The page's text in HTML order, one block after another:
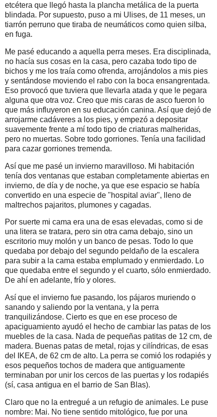
etcétera que llegó hasta la plancha metálica de la puerta
blindada. Por supuesto, puso a mi Ulises, de 11 meses, un
tiarrón perruno que tiraba de neumáticos como quien silba,
en fuga.
Me pasé educando a aquella perra meses. Era disciplinada,
no hacía sus cosas en la casa, pero cazaba todo tipo de
bichos y me los traía como ofrenda, arrojándolos a mis pies
y sentándose moviendo el rabo con la boca ensangrentada.
Eso provocó que tuviera que llevarla atada y que le pegara
alguna que otra voz. Creo que mis caras de asco fueron lo
que más influyeron en su educación canina. Así que dejó de
arrojarme cadáveres a los pies, y empezó a depositar
suavemente frente a mí todo tipo de criaturas malheridas,
pero no muertas. Sobre todo gorriones. Tenía una facilidad
para cazar gorriones tremenda.
Así que me pasé un invierno maravilloso. Mi habitación
tenía dos ventanas que estaban completamente abiertas en
invierno, de día y de noche, ya que ese espacio se había
convertido en una especie de "hospital aviar", lleno de
maltrechos pajaritos, plumones y cagadas.
Por suerte mi cama era una de esas elevadas, como si de
una litera se tratara, pero sin otra cama debajo, sino un
escritorio muy molón y un banco de pesas. Todo lo que
quedaba por debajo del segundo peldaño de la escalera
para subir a la cama estaba emplumado y enmierdado. Lo
que quedaba entre el segundo y el cuarto, sólo enmierdado.
De ahí en adelante, frío y olores.
Así que el invierno fue pasando, los pájaros muriendo o
sanando y saliendo por la ventana, y la perra
tranquilizándose. Cierto es que en ese proceso de
apaciguamiento ayudó el hecho de cambiar las patas de los
muebles de la casa. Nada de pequeñas patitas de 12 cm, de
madera. Buenas patas de metal, rojas y cilíndricas, de esas
del IKEA, de 62 cm de alto. La perra se comió los rodapiés y
esos pequeños tochos de madera que antiguamente
terminaban por unir los cercos de las puertas y los rodapiés
(sí, casa antigua en el barrio de San Blas).
Claro que no la entregué a un refugio de animales. Le puse
nombre: Mai. No tiene sentido mitológico, fue por una